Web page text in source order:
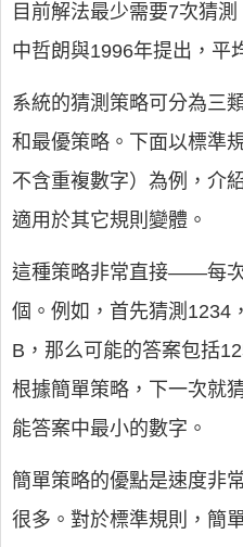
目前解法最少需要7次猜
中哲朗與1996年提出，平
系統的猜測策略可分為三
和最優策略。下面以標準
不含重複數字）為例，介
適用於其它規則變體。
這種策略非常直接——每
個。例如，首先猜測1234
B，那么可能的答案包括
根據簡單策略，下一次就
能答案中最小的數字。
簡單策略的優點是速度非
很多。對於標準規則，簡